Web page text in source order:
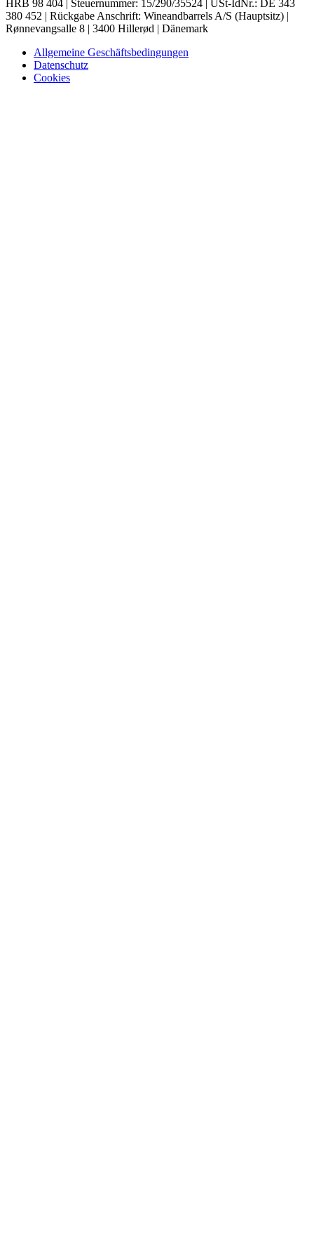
HRB 98 404 | Steuernummer: 15/290/35524 | USt-IdNr.: DE 343
380 452 | Rückgabe Anschrift: Wineandbarrels A/S (Hauptsitz) |
Rønnevangsalle 8 | 3400 Hillerød | Dänemark
Allgemeine Geschäftsbedingungen
Datenschutz
Cookies